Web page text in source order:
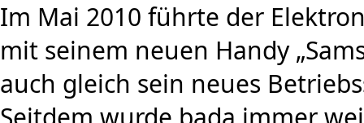
Im Mai 2010 führte der
mit seinem neuen Handy
auch gleich sein neues